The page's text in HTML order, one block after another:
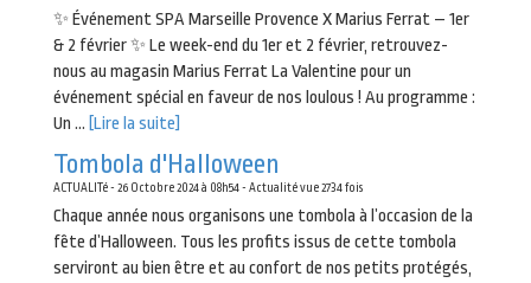
✨ Événement SPA Marseille Provence X Marius Ferrat – 1er
& 2 février ✨ Le week-end du 1er et 2 février, retrouvez-
nous au magasin Marius Ferrat La Valentine pour un
événement spécial en faveur de nos loulous ! Au programme :
Un ... [Lire la suite]
Tombola d'Halloween
ACTUALITé - 26 Octobre 2024 à 08h54 - Actualité vue 2734 fois
Chaque année nous organisons une tombola à l’occasion de la
fête d’Halloween. Tous les profits issus de cette tombola
serviront au bien être et au confort de nos petits protégés,